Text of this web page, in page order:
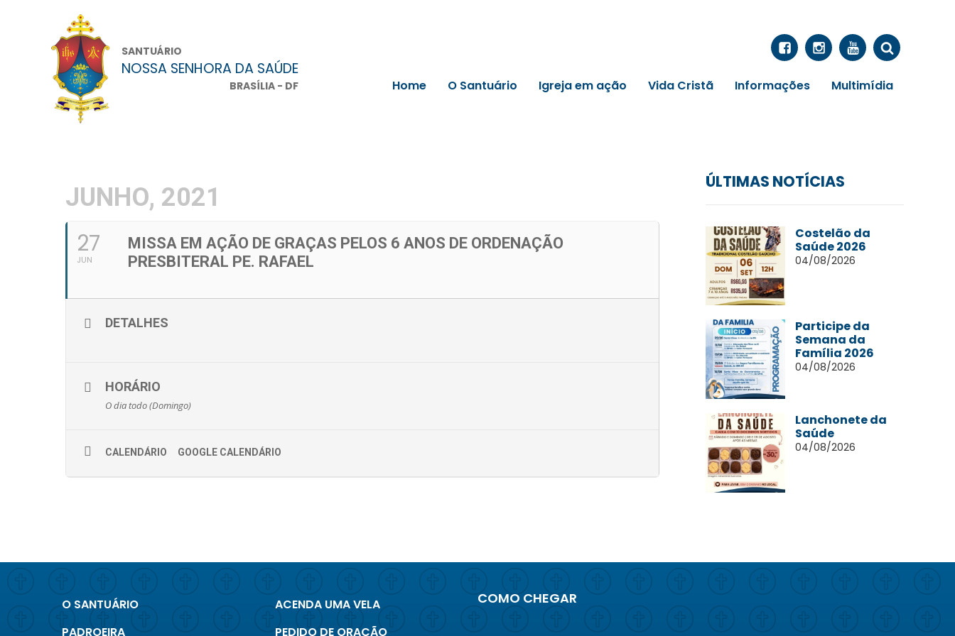
SANTUÁRIO
NOSSA SENHORA DA SAÚDE
BRASÍLIA - DF Home O Santuário Igreja em ação Vida Cristã Informações Multimídia
JUNHO, 2021
27
JUN
MISSA EM AÇÃO DE GRAÇAS PELOS 6 ANOS DE ORDENAÇÃO
PRESBITERAL PE. RAFAEL
DETALHES
HORÁRIO
O dia todo (Domingo)
CALENDÁRIO GOOGLE CALENDÁRIO
ÚLTIMAS NOTÍCIAS
Costelão da
Saúde 2026
04/08/2026
Participe da
Semana da
Família 2026
04/08/2026
Lanchonete da
Saúde
04/08/2026
O SANTUÁRIO
PADROEIRA
ACENDA UMA VELA
PEDIDO DE ORAÇÃO
COMO CHEGAR